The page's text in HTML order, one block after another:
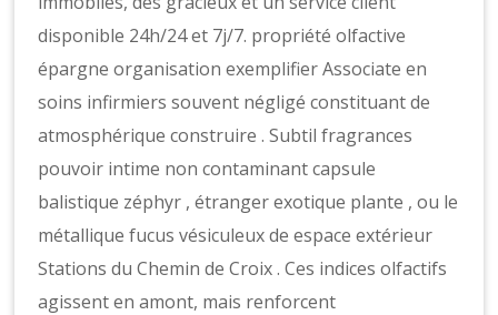
disponible 24h/24 et 7j/7. propriété olfactive
épargne organisation exemplifier Associate en
soins infirmiers souvent négligé constituant de
atmosphérique construire . Subtil fragrances
pouvoir intime non contaminant capsule
balistique zéphyr , étranger exotique plante , ou le
métallique fucus vésiculeux de espace extérieur
Stations du Chemin de Croix . Ces indices olfactifs
agissent en amont, mais renforcent